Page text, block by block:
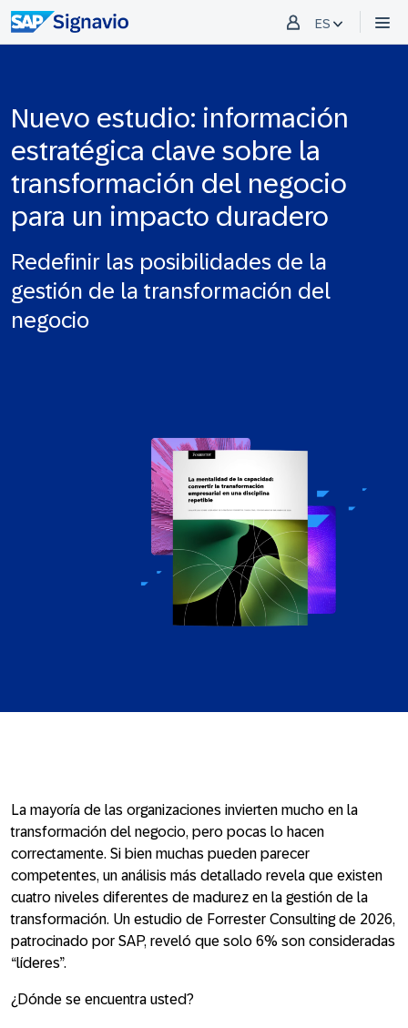
ES
Nuevo estudio: información
estratégica clave sobre la
transformación del negocio
para un impacto duradero
Redefinir las posibilidades de la
gestión de la transformación del
negocio
La mayoría de las organizaciones invierten mucho en la
transformación del negocio, pero pocas lo hacen
correctamente. Si bien muchas pueden parecer
competentes, un análisis más detallado revela que existen
cuatro niveles diferentes de madurez en la gestión de la
transformación. Un estudio de Forrester Consulting de 2026,
patrocinado por SAP, reveló que solo 6% son consideradas
“líderes”.
¿Dónde se encuentra usted?